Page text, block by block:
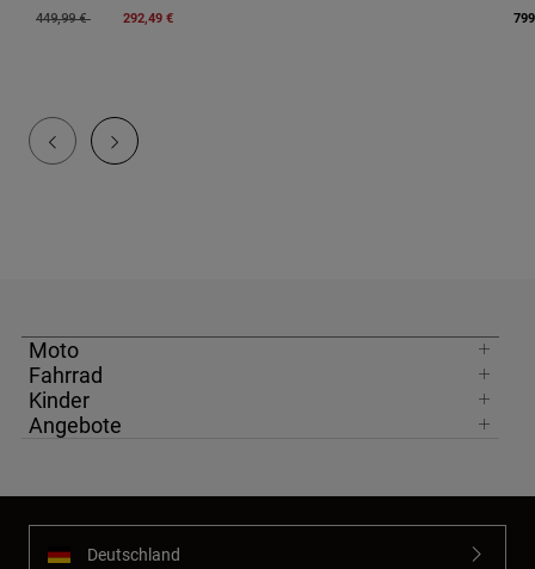
Price reduced from
449,99 €to 292,49 €
Moto
Fahrrad
Kinder
Angebote
Deutschland